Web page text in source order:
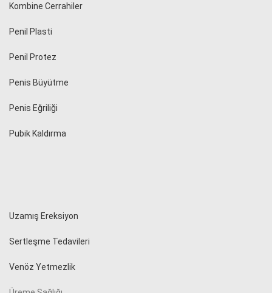
Kombine Cerrahiler
Penil Plasti
Penil Protez
Penis Büyütme
Penis Eğriliği
Pubik Kaldırma
Uzamış Ereksiyon
Sertleşme Tedavileri
Venöz Yetmezlik